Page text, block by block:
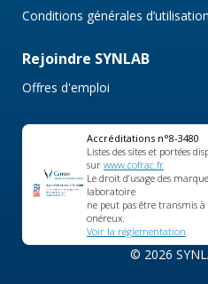
Conditions générales d’utilisation
Rejoindre SYNLAB
Offres d'emploi
Accréditations n°8-3480
Listes des sites et portées
sur www.cofrac.fr
Le droit d’usage des
laboratoire
ne peut pas être transmis
onéreux.
Voir la réglementation
© 2026